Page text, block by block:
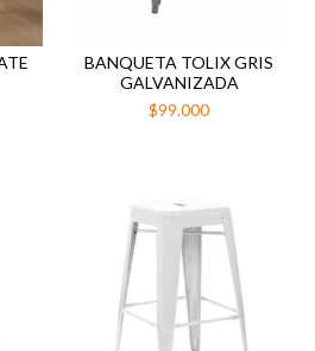
BANQUETA TOLIX GRIS
GALVANIZADA
$99.000